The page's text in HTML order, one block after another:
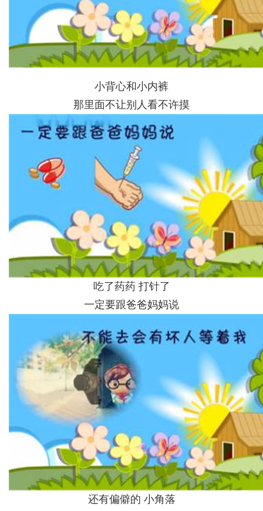
小背心和小内裤
那里面不让别人看不许摸
吃了药药 打针了
一定要跟爸爸妈妈说
还有偏僻的 小角落